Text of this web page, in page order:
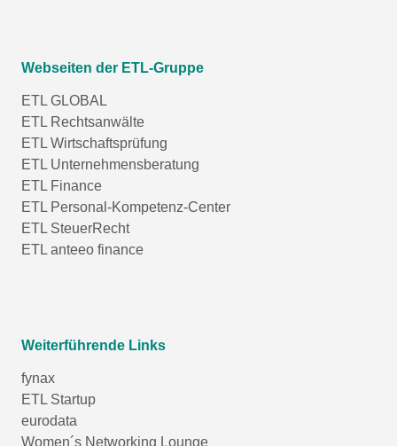
Webseiten der ETL-Gruppe
ETL GLOBAL
ETL Rechtsanwälte
ETL Wirtschaftsprüfung
ETL Unternehmensberatung
ETL Finance
ETL Personal-Kompetenz-Center
ETL SteuerRecht
ETL anteeo finance
Weiterführende Links
fynax
ETL Startup
eurodata
Women´s Networking Lounge